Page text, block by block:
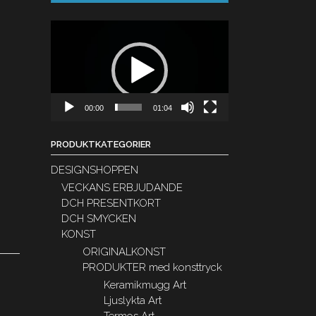
00:00 01:04
PRODUKTKATEGORIER
DESIGNSHOPPEN
VECKANS ERBJUDANDE
DCH PRESENTKORT
DCH SMYCKEN
KONST
ORIGINALKONST
PRODUKTER med konsttryck
Keramikmugg Art
Ljuslykta Art